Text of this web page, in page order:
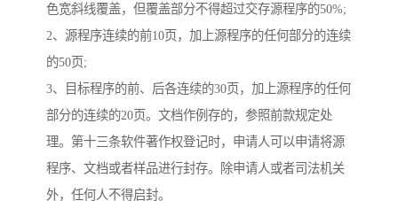
色宽斜线覆盖，但覆盖部分不得超过交存源程序的50%;
2、源程序连续的前10页，加上源程序的任何部分的连续
的50页;
3、目标程序的前、后各连续的30页，加上源程序的任何
部分的连续的20页。文档作例存的，参照前款规定处
理。第十三条软件著作权登记时，申请人可以申请将源
程序、文档或者样品进行封存。除申请人或者司法机关
外，任何人不得启封。